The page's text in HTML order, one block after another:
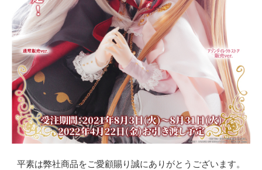
平素は弊社商品をご愛顧賜り誠にありがとうございます。